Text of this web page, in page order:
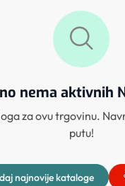
nema aktivnih
za ovu trgovinu.
putu!
najnovije kataloge